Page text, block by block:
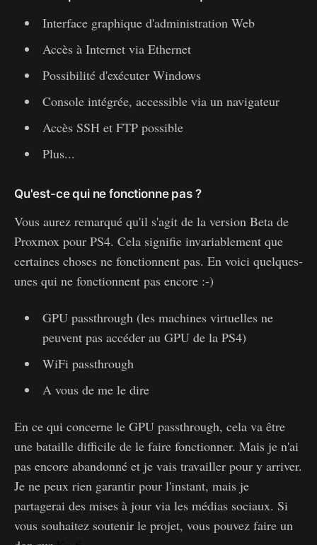
Interface graphique d'administration Web
Accès à Internet via Ethernet
Possibilité d'exécuter Windows
Console intégrée, accessible via un navigateur
Accès SSH et FTP possible
Plus...
Qu'est-ce qui ne fonctionne pas ?
Vous aurez remarqué qu'il s'agit de la version Beta de
Proxmox pour PS4. Cela signifie invariablement que
certaines choses ne fonctionnent pas. En voici quelques-
unes qui ne fonctionnent pas encore :-)
GPU passthrough (les machines virtuelles ne
peuvent pas accéder au GPU de la PS4)
WiFi passthrough
A vous de me le dire
En ce qui concerne le GPU passthrough, cela va être
une bataille difficile de le faire fonctionner. Mais je n'ai
pas encore abandonné et je vais travailler pour y arriver.
Je ne peux rien garantir pour l'instant, mais je
partagerai des mises à jour via les médias sociaux. Si
vous souhaitez soutenir le projet, vous pouvez faire un